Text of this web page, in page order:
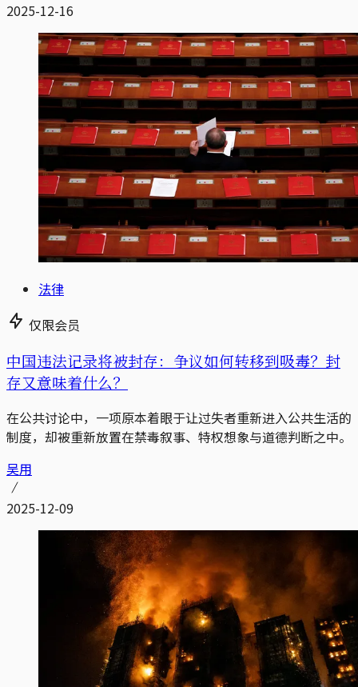
2025-12-16
法律
仅限会员
中国违法记录将被封存：争议如何转移到吸毒？封
存又意味着什么？
在公共讨论中，一项原本着眼于让过失者重新进入公共生活的
制度，却被重新放置在禁毒叙事、特权想象与道德判断之中。
吴用
2025-12-09